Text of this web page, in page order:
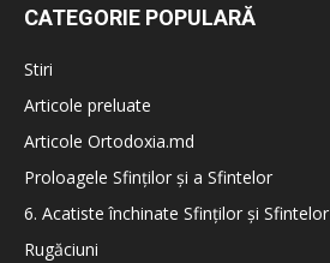
CATEGORIE POPULARĂ
Stiri
Articole preluate
Articole Ortodoxia.md
Proloagele Sfinților și a Sfintelor
6. Acatiste închinate Sfinților și Sfintelor
Rugăciuni